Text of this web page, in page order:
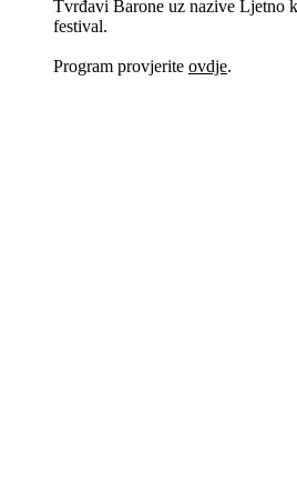
Tvrđavi Barone uz nazive Ljetno
festival.
Program provjerite ovdje.